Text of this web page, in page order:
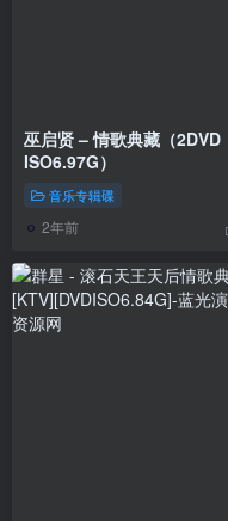
巫启贤 – 情歌典藏（2DVD
ISO6.97G）
音乐专辑碟
2年前